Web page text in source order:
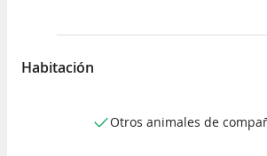
Habitación
Otros animales de